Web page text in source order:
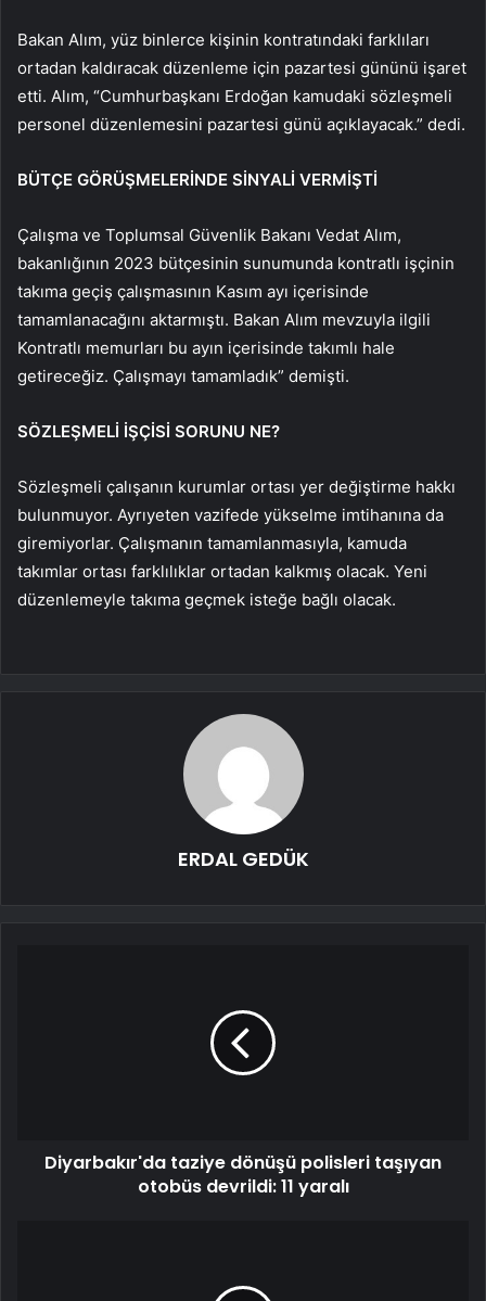
Bakan Alım, yüz binlerce kişinin kontratındaki farklıları
ortadan kaldıracak düzenleme için pazartesi gününü işaret
etti. Alım, “Cumhurbaşkanı Erdoğan kamudaki sözleşmeli
personel düzenlemesini pazartesi günü açıklayacak.” dedi.
BÜTÇE GÖRÜŞMELERİNDE SİNYALİ VERMİŞTİ
Çalışma ve Toplumsal Güvenlik Bakanı Vedat Alım,
bakanlığının 2023 bütçesinin sunumunda kontratlı işçinin
takıma geçiş çalışmasının Kasım ayı içerisinde
tamamlanacağını aktarmıştı. Bakan Alım mevzuyla ilgili
Kontratlı memurları bu ayın içerisinde takımlı hale
getireceğiz. Çalışmayı tamamladık” demişti.
SÖZLEŞMELİ İŞÇİSİ SORUNU NE?
Sözleşmeli çalışanın kurumlar ortası yer değiştirme hakkı
bulunmuyor. Ayrıyeten vazifede yükselme imtihanına da
giremiyorlar. Çalışmanın tamamlanmasıyla, kamuda
takımlar ortası farklılıklar ortadan kalkmış olacak. Yeni
düzenlemeyle takıma geçmek isteğe bağlı olacak.
ERDAL GEDÜK
Diyarbakır'da taziye dönüşü polisleri taşıyan
otobüs devrildi: 11 yaralı